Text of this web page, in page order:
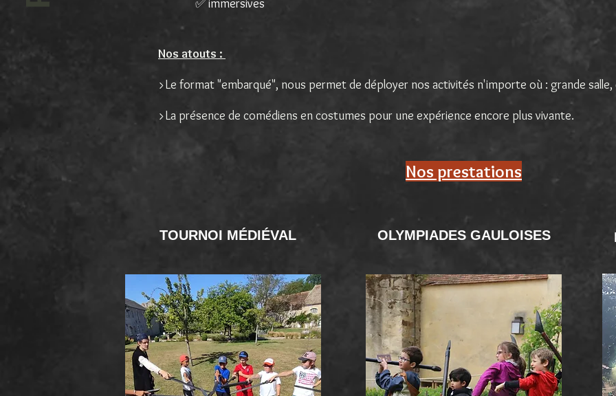
✅ immersives
Nos atouts :
>Le format "embarqué", nous permet de déployer nos activités n'importe où : grande salle,
>La présence de comédiens en costumes pour une expérience encore plus vivante.
Nos prestations
TOURNOI MÉDIÉVAL OLYMPIADES GAULOISES